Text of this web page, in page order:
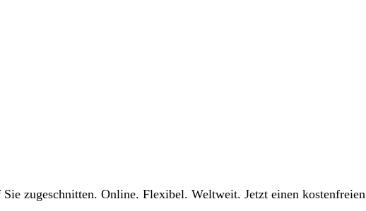
zugeschnitten. Online. Flexibel. Weltweit. Jetzt einen kostenfreien